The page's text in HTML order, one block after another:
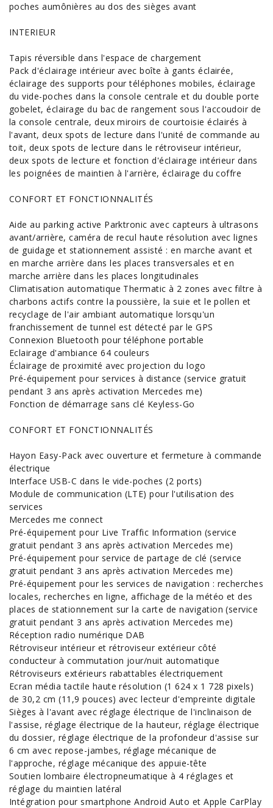
poches aumônières au dos des sièges avant
INTERIEUR
Tapis réversible dans l'espace de chargement
Pack d'éclairage intérieur avec boîte à gants éclairée,
éclairage des supports pour téléphones mobiles, éclairage
du vide-poches dans la console centrale et du double porte
gobelet, éclairage du bac de rangement sous l'accoudoir de
la console centrale, deux miroirs de courtoisie éclairés à
l'avant, deux spots de lecture dans l'unité de commande au
toit, deux spots de lecture dans le rétroviseur intérieur,
deux spots de lecture et fonction d'éclairage intérieur dans
les poignées de maintien à l'arrière, éclairage du coffre
CONFORT ET FONCTIONNALITÉS
Aide au parking active Parktronic avec capteurs à ultrasons
avant/arrière, caméra de recul haute résolution avec lignes
de guidage et stationnement assisté : en marche avant et
en marche arrière dans les places transversales et en
marche arrière dans les places longitudinales
Climatisation automatique Thermatic à 2 zones avec filtre à
charbons actifs contre la poussière, la suie et le pollen et
recyclage de l'air ambiant automatique lorsqu'un
franchissement de tunnel est détecté par le GPS
Connexion Bluetooth pour téléphone portable
Eclairage d'ambiance 64 couleurs
Éclairage de proximité avec projection du logo
Pré-équipement pour services à distance (service gratuit
pendant 3 ans après activation Mercedes me)
Fonction de démarrage sans clé Keyless-Go
CONFORT ET FONCTIONNALITÉS
Hayon Easy-Pack avec ouverture et fermeture à commande
électrique
Interface USB-C dans le vide-poches (2 ports)
Module de communication (LTE) pour l'utilisation des
services
Mercedes me connect
Pré-équipement pour Live Traffic Information (service
gratuit pendant 3 ans après activation Mercedes me)
Pré-équipement pour service de partage de clé (service
gratuit pendant 3 ans après activation Mercedes me)
Pré-équipement pour les services de navigation : recherches
locales, recherches en ligne, affichage de la météo et des
places de stationnement sur la carte de navigation (service
gratuit pendant 3 ans après activation Mercedes me)
Réception radio numérique DAB
Rétroviseur intérieur et rétroviseur extérieur côté
conducteur à commutation jour/nuit automatique
Rétroviseurs extérieurs rabattables électriquement
Ecran média tactile haute résolution (1 624 x 1 728 pixels)
de 30,2 cm (11,9 pouces) avec lecteur d'empreinte digitale
Sièges à l'avant avec réglage électrique de l'inclinaison de
l'assise, réglage électrique de la hauteur, réglage électrique
du dossier, réglage électrique de la profondeur d'assise sur
6 cm avec repose-jambes, réglage mécanique de
l'approche, réglage mécanique des appuie-tête
Soutien lombaire électropneumatique à 4 réglages et
réglage du maintien latéral
Intégration pour smartphone Android Auto et Apple CarPlay